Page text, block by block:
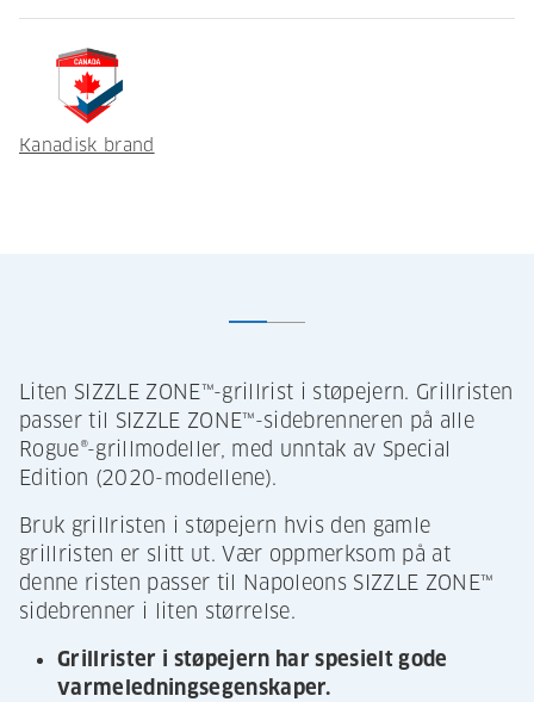
Kanadisk brand
Liten SIZZLE ZONE™-grillrist i støpejern. Grillristen
passer til SIZZLE ZONE™-sidebrenneren på alle
Rogue®-grillmodeller, med unntak av Special
Edition (2020-modellene).
Bruk grillristen i støpejern hvis den gamle
grillristen er slitt ut. Vær oppmerksom på at
denne risten passer til Napoleons SIZZLE ZONE™
sidebrenner i liten størrelse.
Grillrister i støpejern har spesielt gode
varmeledningsegenskaper.